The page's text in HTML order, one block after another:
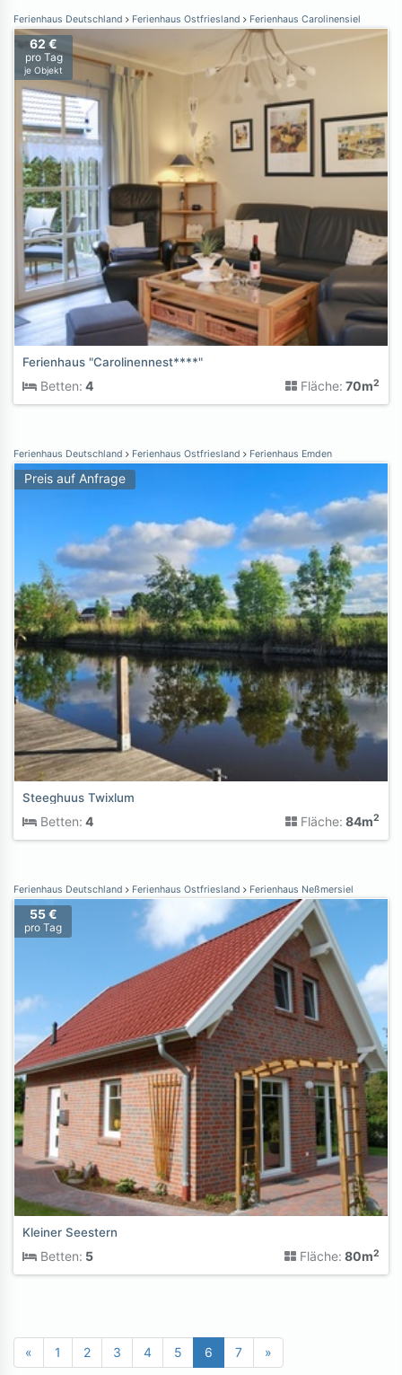
Ferienhaus Deutschland Ferienhaus Ostfriesland Ferienhaus Carolinensiel
62 €
pro Tag
je Objekt
Ferienhaus "Carolinennest****"
Betten: 4 Fläche: 70m2
Ferienhaus Deutschland Ferienhaus Ostfriesland Ferienhaus Emden
Preis auf Anfrage
Steeghuus Twixlum
Betten: 4 Fläche: 84m2
Ferienhaus Deutschland Ferienhaus Ostfriesland Ferienhaus Neßmersiel
55 €
pro Tag
Kleiner Seestern
Betten: 5 Fläche: 80m2
« 1 2 3 4 5 6 7 »